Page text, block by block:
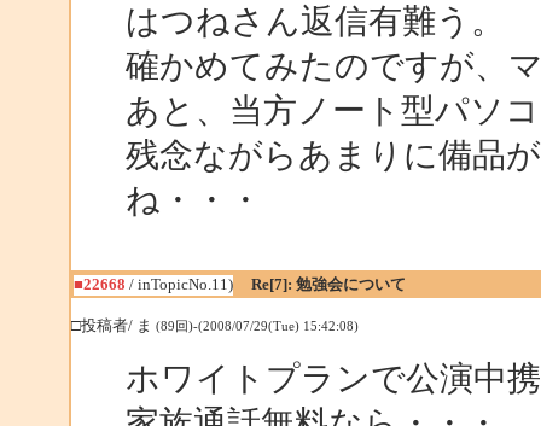
はつねさん返信有難う。
確かめてみたのですが、
あと、当方ノート型パソ
残念ながらあまりに備品
ね・・・
■22668 / inTopicNo.11) Re[7]: 勉強会について
□投稿者/ ま (89回)-(2008/07/29(Tue) 15:42:08)
ホワイトプランで公演中